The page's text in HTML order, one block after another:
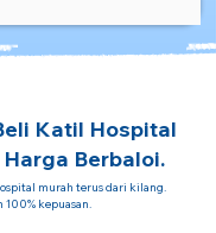
Katil Hospital
Berbaloi.
murah terus dari kilang.
100% kepuasan.